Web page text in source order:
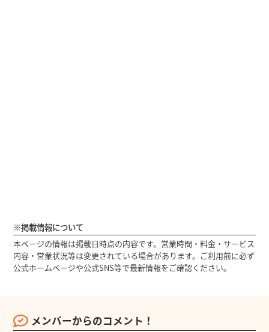
※掲載情報について
本ページの情報は掲載日時点の内容です。営業時間・料金・サービス
内容・営業状況等は変更されている場合があります。ご利用前に必ず
公式ホームページや公式SNS等で最新情報をご確認ください。
メンバーからのコメント！